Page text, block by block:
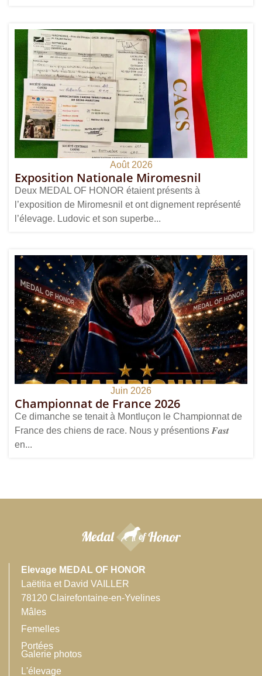
Août 2026
Exposition Nationale Miromesnil
Deux MEDAL OF HONOR étaient présents à
l’exposition de Miromesnil et ont dignement représenté
l’élevage. Ludovic et son superbe...
Juin 2026
Championnat de France 2026
Ce dimanche se tenait à Montluçon le Championnat de
France des chiens de race. Nous y présentions 𝑭𝒂𝒔𝒕
en...
Elevage MEDAL OF HONOR
Laëtitia et David VAILLER
78120 Clairefontaine-en-Yvelines
Mâles
Femelles
Portées
Galerie photos
L'élevage